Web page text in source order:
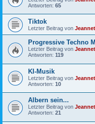
Antworten: 65
Tiktok
Letzter Beitrag von
Progressive Techno
Letzter Beitrag von
Antworten: 119
KI-Musik
Letzter Beitrag von
Antworten: 10
Albern sein...
Letzter Beitrag von
Antworten: 21